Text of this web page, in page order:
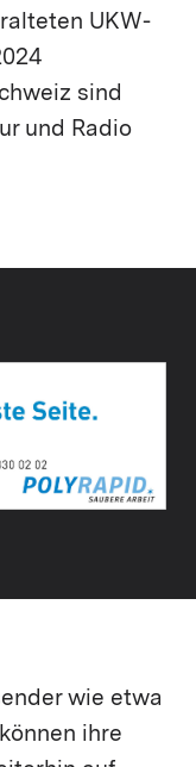
UKW-
sind
und Radio
wie etwa
ihre